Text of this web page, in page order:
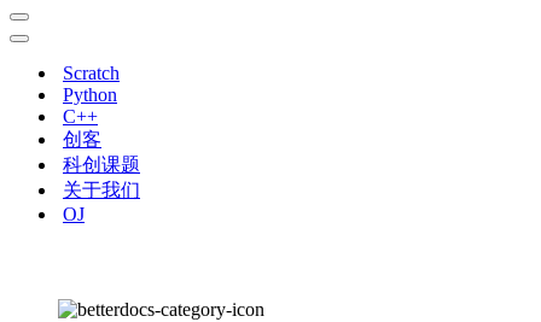
导
航
导
Scratch
Python
C++
创客
科创课题
关于我们
OJ